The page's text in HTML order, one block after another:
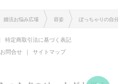
婚活お悩み広場 容姿 ぽっちゃりの自
特定商取引法に基づく表記
お問合せ サイトマップ